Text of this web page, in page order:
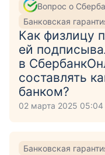
Вопрос о
Банковская
Как физлицу
ей
в
составлять
банком?
02 марта 2025 05:04
Банковская